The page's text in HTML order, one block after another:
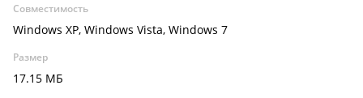
Совместимость
Windows XP, Windows Vista, Windows 7
Размер
17.15 МБ